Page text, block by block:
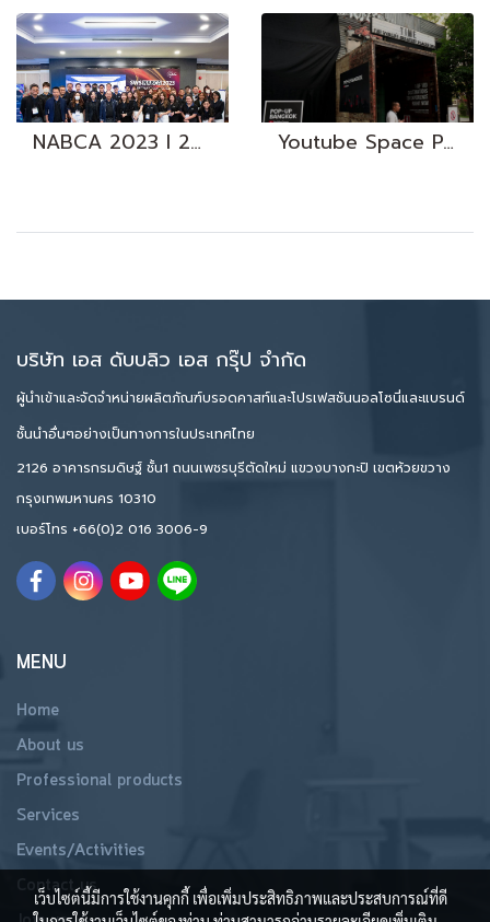
NABCA 2023 I 28 Jun. 2023 Youtube Space Pop-up Bangkok | 12-17 Nov. 2018
บริษัท เอส ดับบลิว เอส กรุ๊ป จำกัด
ผู้นำเข้าและจัดจำหน่ายผลิตภัณฑ์บรอดคาสท์และโปรเฟสชันนอลโซนี่และแบรนด์
ชั้นนำอื่นๆอย่างเป็นทางการในประเทศไทย
2126 อาคารกรมดิษฐ์ ชั้น1 ถนนเพชรบุรีตัดใหม่ แขวงบางกะปิ เขตห้วยขวาง
กรุงเทพมหานคร 10310
เบอร์โทร +66(0)2 016 3006-9
MENU
Home
About us
Professional products
Services
Events/Activities
Contact us
เว็บไซต์นี้มีการใช้งานคุกกี้ เพื่อเพิ่มประสิทธิภาพและประสบการณ์ที่ดี